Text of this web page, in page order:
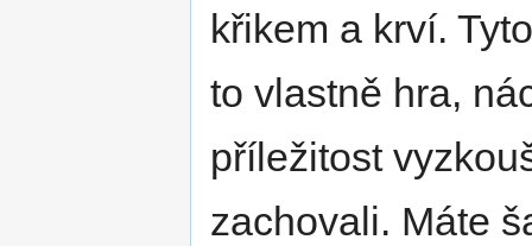
křikem a krví.
to vlastně hra,
příležitost
zachovali. Máte